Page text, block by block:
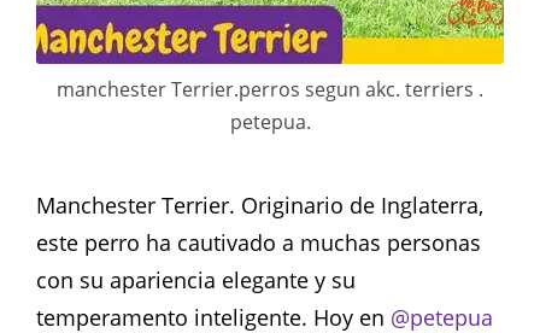
manchester Terrier.perros segun akc. terriers .
petepua.
Manchester Terrier. Originario de Inglaterra,
este perro ha cautivado a muchas personas
con su apariencia elegante y su
temperamento inteligente. Hoy en @petepua